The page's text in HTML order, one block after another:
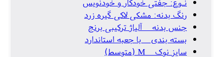
رنگ بدنه: مشکی لاکی گیره زرد
جنس بدنه آلیاژ ترکیبی برنج
بسته بندی با جعبه استاندارد
سایز نوک M (متوسط)